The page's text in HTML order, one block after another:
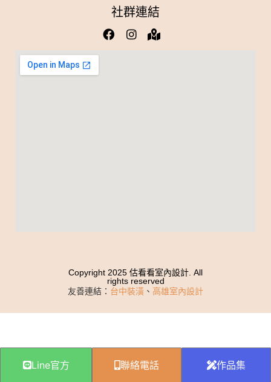
社群連結
Copyright 2025 估看看室內設計. All
rights reserved
友善連結： 台中裝潢 、 高雄室內設計
Line官方 聯絡電話 作品集